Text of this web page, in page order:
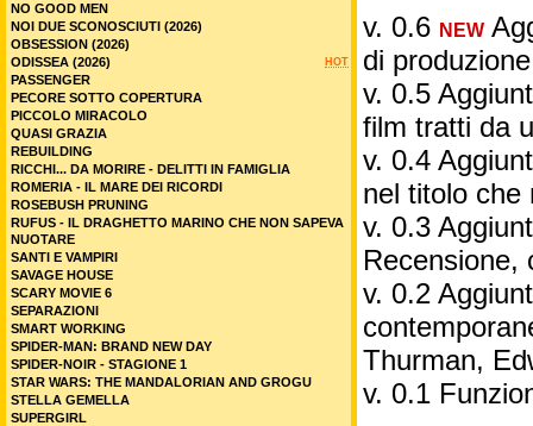
v. 0.6 NEW
di
v. 0.5
film tratti da
v. 0.4
nel titolo che
v. 0.3
Recensione,
v. 0.2
Thurman,
v. 0.1
NO GOOD MEN
NOI DUE SCONOSCIUTI (2026)
OBSESSION (2026)
HOT
ODISSEA (2026)
PASSENGER
PECORE SOTTO COPERTURA
PICCOLO MIRACOLO
QUASI GRAZIA
REBUILDING
RICCHI... DA MORIRE - DELITTI IN FAMIGLIA
ROMERIA - IL MARE DEI RICORDI
ROSEBUSH PRUNING
RUFUS - IL DRAGHETTO MARINO CHE NON SAPEVA
NUOTARE
SANTI E VAMPIRI
SAVAGE HOUSE
SCARY MOVIE 6
SEPARAZIONI
SMART WORKING
SPIDER-MAN: BRAND NEW DAY
SPIDER-NOIR - STAGIONE 1
STAR WARS: THE MANDALORIAN AND GROGU
STELLA GEMELLA
SUPERGIRL